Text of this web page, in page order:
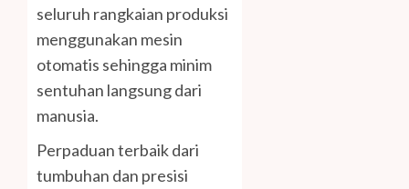
seluruh rangkaian produksi
menggunakan mesin
otomatis sehingga minim
sentuhan langsung dari
manusia.
Perpaduan terbaik dari
tumbuhan dan presisi